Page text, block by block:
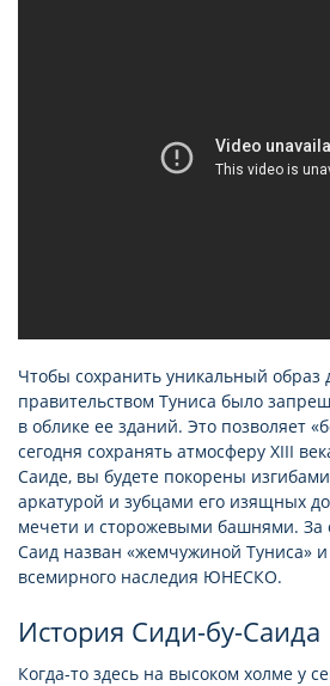
Чтобы сохранить уникальный образ
правительством Туниса было
в облике ее зданий. Это позволяет
сегодня сохранять атмосферу XIII
Саиде, вы будете покорены изгибами
аркатурой и зубцами его изящных
мечети и сторожевыми башнями. За
Саид назван «жемчужиной Туниса»
всемирного наследия ЮНЕСКО.
История Сиди-бу-Саида
Когда-то здесь на высоком холме у